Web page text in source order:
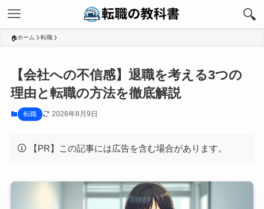
ホーム 転職
【会社への不信感】退職を考える3つの
理由と転職の方法を徹底解説
転職 2026年8月9日
【PR】この記事には広告を含む場合があります。